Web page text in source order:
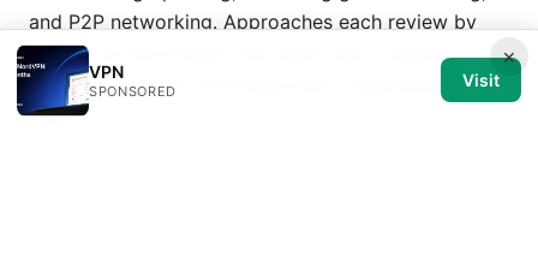
and P2P networking. Approaches each review by
setting up the product the same way a typical
reader would and recording every snag along the
way.
×
VPN
SPONSORED
Visit